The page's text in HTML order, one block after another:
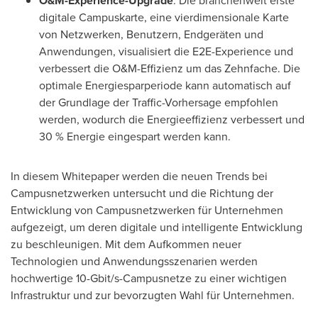
digitale Campuskarte, eine vierdimensionale Karte
von Netzwerken, Benutzern, Endgeräten und
Anwendungen, visualisiert die E2E-Experience und
verbessert die O&M-Effizienz um das Zehnfache. Die
optimale Energiesparperiode kann automatisch auf
der Grundlage der Traffic-Vorhersage empfohlen
werden, wodurch die Energieeffizienz verbessert und
30 % Energie eingespart werden kann.
In diesem Whitepaper werden die neuen Trends bei
Campusnetzwerken untersucht und die Richtung der
Entwicklung von Campusnetzwerken für Unternehmen
aufgezeigt, um deren digitale und intelligente Entwicklung
zu beschleunigen. Mit dem Aufkommen neuer
Technologien und Anwendungsszenarien werden
hochwertige 10-Gbit/s-Campusnetze zu einer wichtigen
Infrastruktur und zur bevorzugten Wahl für Unternehmen.